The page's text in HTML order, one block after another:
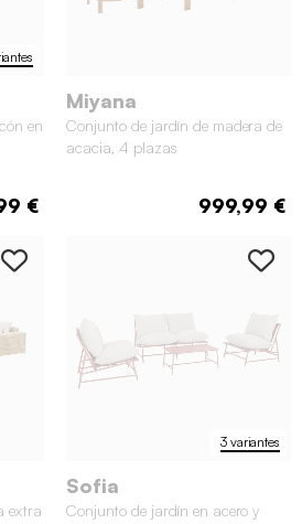
en
€
Miyana
Conjunto de jardín de madera de
acacia, 4 plazas
999,99 €
extra
3 variantes
Sofia
Conjunto de jardín en acero y